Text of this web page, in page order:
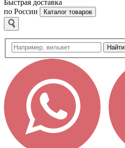
Быстрая доставка
по России
Каталог товаров
Найти